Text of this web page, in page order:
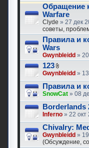
Обращение
Warfare
Clyde » 27 дек
советы,
Правила и
Wars
Gwynbleidd »
123
Gwynbleidd »
Правила и
SnowCat » 08
Borderlands
Inferno » 22
Chivalry:
Gwynbleidd »
(Обсуждение,